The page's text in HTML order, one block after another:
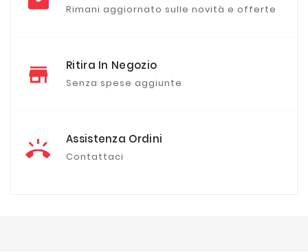
Rimani aggiornato sulle novità e offerte
Ritira In Negozio
Senza spese aggiunte
Assistenza Ordini
Contattaci